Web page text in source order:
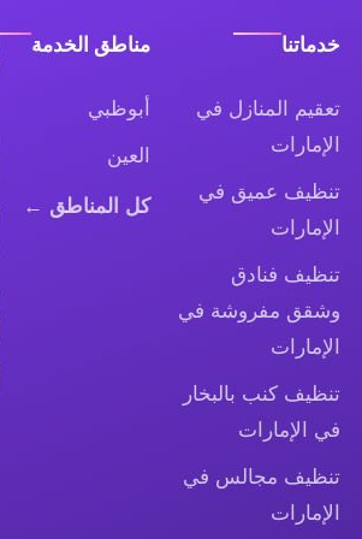
خدماتنا
تعقيم المنازل في
الإمارات
تنظيف عميق في
الإمارات
تنظيف فنادق
وشقق مفروشة في
الإمارات
تنظيف كنب بالبخار
في الإمارات
تنظيف مجالس في
الإمارات
مناطق الخدمة
أبوظبي
العين
كل المناطق ←